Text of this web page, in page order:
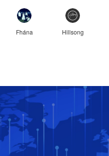
Fhána Hillsong